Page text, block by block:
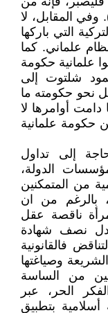
وفي المقابل، لا
التي باركها
علماني. كما
علمانية حكومة
شلتوت إلى
نحو حكومته ما
أوامرها لا
حكومة علمانية
إلى تداول
الدولة،
من المتمكنين
بالرغم من ان
ناقصة عقل
نصف شهادة
فالقانونية
وصياغتها
من الساسة
الحر، عبر
أسلامية بتطبيق